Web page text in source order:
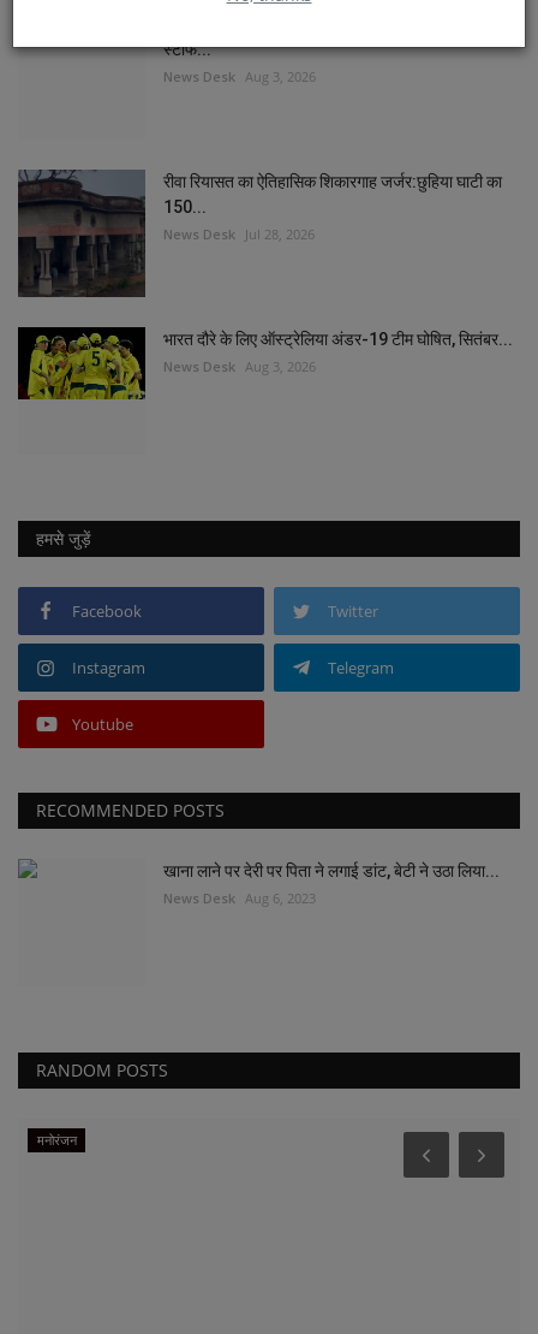
स्टाफ...
News Desk Aug 3, 2026
रीवा रियासत का ऐतिहासिक शिकारगाह जर्जर:छुहिया घाटी का
150...
News Desk Jul 28, 2026
भारत दौरे के लिए ऑस्ट्रेलिया अंडर-19 टीम घोषित, सितंबर...
News Desk Aug 3, 2026
हमसे जुड़ें
Facebook Twitter
Instagram Telegram
Youtube
RECOMMENDED POSTS
खाना लाने पर देरी पर पिता ने लगाई डांट, बेटी ने उठा लिया...
News Desk Aug 6, 2023
RANDOM POSTS
मनोरंजन